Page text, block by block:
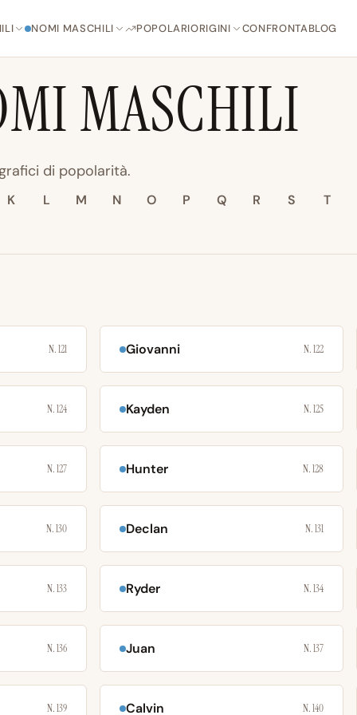
NOMI MASCHILI POPOLARIORIGINI CONFRONTABLOG
MASCHILI
di popolarità.
K L M N O P Q R S T
N. 121 Giovanni N. 122
N. 124 Kayden N. 125
N. 127 Hunter N. 128
N. 130 Declan N. 131
N. 133 Ryder N. 134
N. 136 Juan N. 137
N. 139 Calvin N. 140